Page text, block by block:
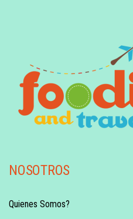
NOSOTROS
Quienes Somos?